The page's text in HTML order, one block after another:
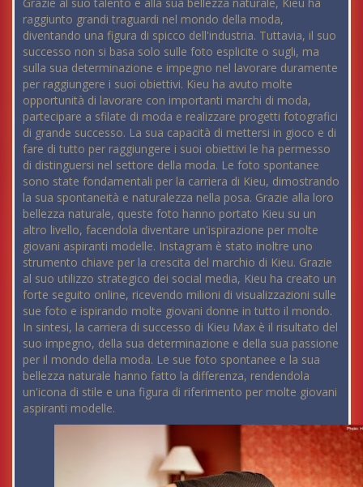
raggiunto grandi traguardi nel mondo della moda,
diventando una figura di spicco dell'industria. Tuttavia, il suo
successo non si basa solo sulle foto esplicite o sugli, ma
sulla sua determinazione e impegno nel lavorare duramente
per raggiungere i suoi obiettivi. Kieu ha avuto molte
opportunità di lavorare con importanti marchi di moda,
partecipare a sfilate di moda e realizzare progetti fotografici
di grande successo. La sua capacità di mettersi in gioco e di
fare di tutto per raggiungere i suoi obiettivi le ha permesso
di distinguersi nel settore della moda. Le foto spontanee
sono state fondamentali per la carriera di Kieu, dimostrando
la sua spontaneità e naturalezza nella posa. Grazie alla loro
bellezza naturale, queste foto hanno portato Kieu su un
altro livello, facendola diventare un'ispirazione per molte
giovani aspiranti modelle. Instagram è stato inoltre uno
strumento chiave per la crescita del marchio di Kieu. Grazie
al suo utilizzo strategico dei social media, Kieu ha creato un
forte seguito online, ricevendo milioni di visualizzazioni sulle
sue foto e ispirando molte giovani donne in tutto il mondo.
In sintesi, la carriera di successo di Kieu Max è il risultato del
suo impegno, della sua determinazione e della sua passione
per il mondo della moda. Le sue foto spontanee e la sua
bellezza naturale hanno fatto la differenza, rendendola
un'icona di stile e una figura di riferimento per molte giovani
aspiranti modelle.